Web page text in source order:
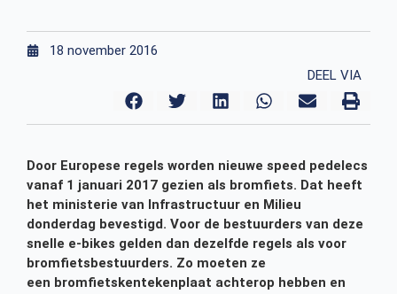
18 november 2016
DEEL VIA
Door Europese regels worden nieuwe speed pedelecs
vanaf 1 januari 2017 gezien als bromfiets. Dat heeft
het ministerie van Infrastructuur en Milieu
donderdag bevestigd. Voor de bestuurders van deze
snelle e-bikes gelden dan dezelfde regels als voor
bromfietsbestuurders. Zo moeten ze
een bromfietskentekenplaat achterop hebben en